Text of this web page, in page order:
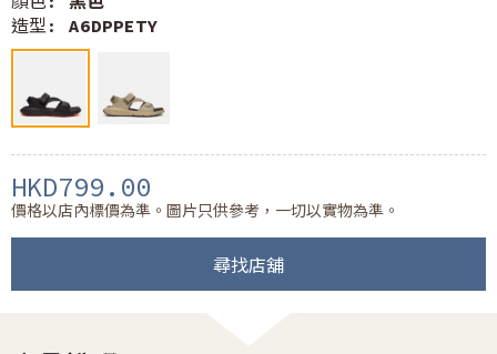
造型: A6DPPETY
HKD799.00
價格以店內標價為準。圖片只供參考，一切以實物為準。
尋找店舖